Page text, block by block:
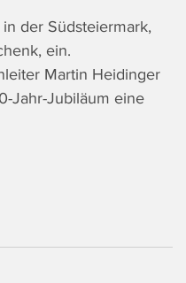
der Südsteiermark,
ein.
Martin Heidinger
Jahr-Jubiläum eine